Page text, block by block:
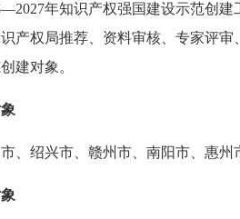
年知识产权强国建设示范创建
产权局推荐、资料审核、专家评审
建对象。
、绍兴市、赣州市、南阳市、惠州